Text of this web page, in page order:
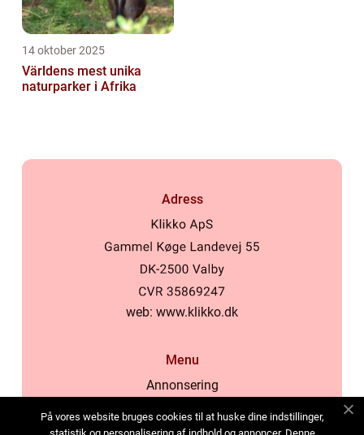
14 oktober 2025
Världens mest unika
naturparker i Afrika
Adress
web: www.klikko.dk
Menu
Annonsering
Cookies
På vores website bruges cookies til at huske dine indstillinger,